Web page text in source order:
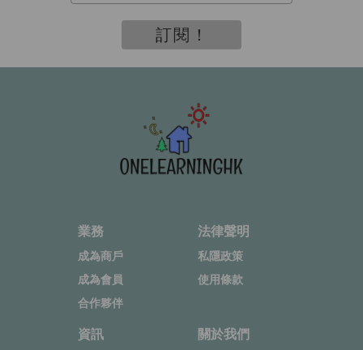
訂閱！
業務
成為商戶
成為會員
合作夥伴
法律聲明
私隱政策
使用條款
資訊 關於我們